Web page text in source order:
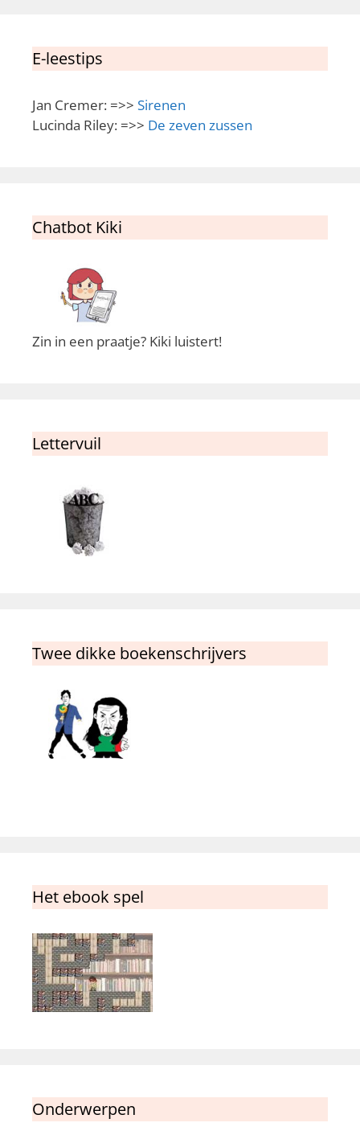
E-leestips
Jan Cremer: =>> Sirenen
Lucinda Riley: =>> De zeven zussen
Chatbot Kiki
Zin in een praatje? Kiki luistert!
Lettervuil
Twee dikke boekenschrijvers
Het ebook spel
Onderwerpen